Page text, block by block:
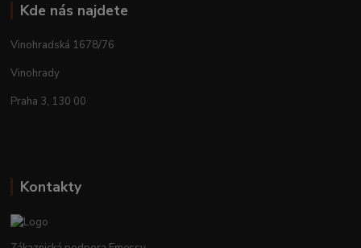
Kde nás najdete
Vinohradská 1678/76
Vinohrady
Praha 3, 130 00
Kontakty